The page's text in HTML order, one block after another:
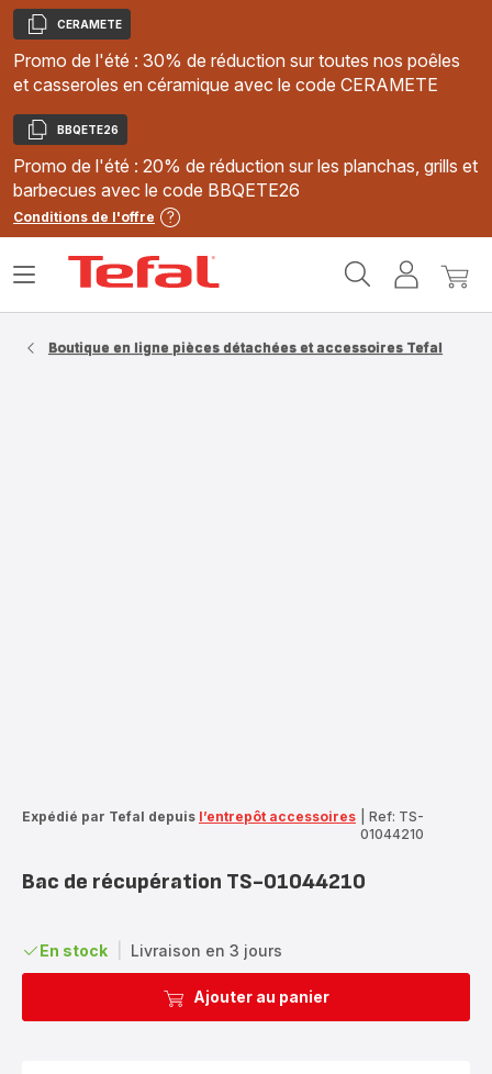
Copier
CERAMETE
Promo de l'été : 30% de réduction sur toutes nos poêles
et casseroles en céramique avec le code CERAMETE
Copier
BBQETE26
Promo de l'été : 20% de réduction sur les planchas, grills et
barbecues avec le code BBQETE26
Conditions de l'offre
MonMon
Ouvrir
Boutique en ligne pièces détachées et accessoires Tefal
Expédié par Tefal depuis l’entrepôt accessoires
Ref: TS-
01044210
Bac de récupération TS-01044210
En stock Livraison en 3 jours
Ajouter au panier